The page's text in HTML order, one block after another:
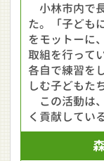
小林市内で
た。「子ども
をモットーに
取組を行って
各自で練習を
しむ子どもた
この活動は
く貢献している